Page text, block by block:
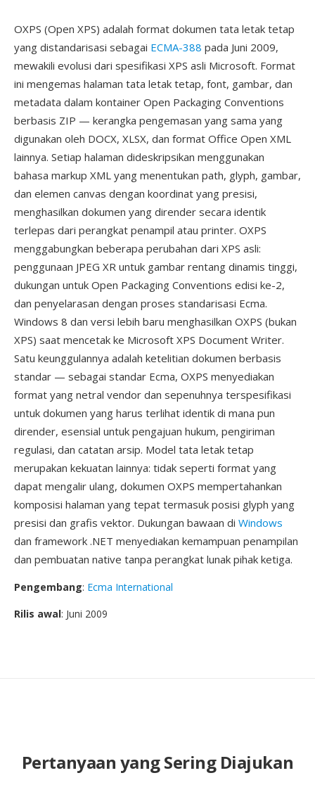
OXPS (Open XPS) adalah format dokumen tata letak tetap
yang distandarisasi sebagai ECMA-388 pada Juni 2009,
mewakili evolusi dari spesifikasi XPS asli Microsoft. Format
ini mengemas halaman tata letak tetap, font, gambar, dan
metadata dalam kontainer Open Packaging Conventions
berbasis ZIP — kerangka pengemasan yang sama yang
digunakan oleh DOCX, XLSX, dan format Office Open XML
lainnya. Setiap halaman dideskripsikan menggunakan
bahasa markup XML yang menentukan path, glyph, gambar,
dan elemen canvas dengan koordinat yang presisi,
menghasilkan dokumen yang dirender secara identik
terlepas dari perangkat penampil atau printer. OXPS
menggabungkan beberapa perubahan dari XPS asli:
penggunaan JPEG XR untuk gambar rentang dinamis tinggi,
dukungan untuk Open Packaging Conventions edisi ke-2,
dan penyelarasan dengan proses standarisasi Ecma.
Windows 8 dan versi lebih baru menghasilkan OXPS (bukan
XPS) saat mencetak ke Microsoft XPS Document Writer.
Satu keunggulannya adalah ketelitian dokumen berbasis
standar — sebagai standar Ecma, OXPS menyediakan
format yang netral vendor dan sepenuhnya terspesifikasi
untuk dokumen yang harus terlihat identik di mana pun
dirender, esensial untuk pengajuan hukum, pengiriman
regulasi, dan catatan arsip. Model tata letak tetap
merupakan kekuatan lainnya: tidak seperti format yang
dapat mengalir ulang, dokumen OXPS mempertahankan
komposisi halaman yang tepat termasuk posisi glyph yang
presisi dan grafis vektor. Dukungan bawaan di Windows
dan framework .NET menyediakan kemampuan penampilan
dan pembuatan native tanpa perangkat lunak pihak ketiga.
Pengembang: Ecma International
Rilis awal: Juni 2009
Pertanyaan yang Sering Diajukan